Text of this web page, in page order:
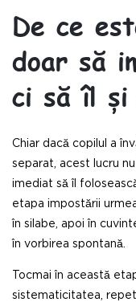
De ce
doar să
ci să îl și
Chiar dacă copilul a
separat, acest lucru
imediat să îl
etapa impostării
în silabe, apoi în
în vorbirea spontană.
Tocmai în această
sistematicitatea,